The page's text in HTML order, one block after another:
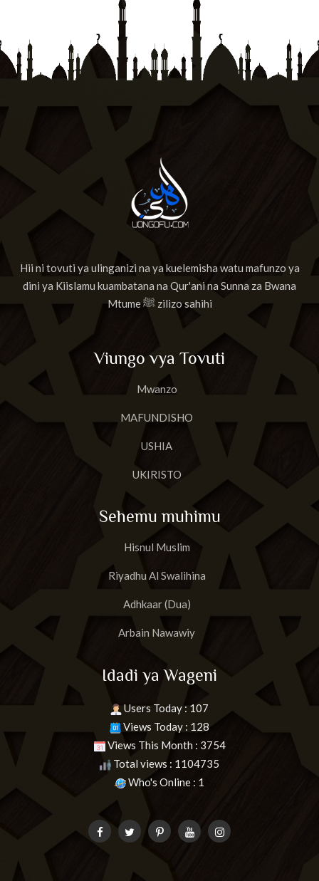
Hii ni tovuti ya ulinganizi na ya kuelemisha watu mafunzo ya
dini ya Kiislamu kuambatana na Qur'ani na Sunna za Bwana
Mtume ﷺ zilizo sahihi
Viungo vya Tovuti
Mwanzo
MAFUNDISHO
USHIA
UKIRISTO
Sehemu muhimu
Hisnul Muslim
Riyadhu Al Swalihina
Adhkaar (Dua)
Arbain Nawawiy
Idadi ya Wageni
Users Today : 107
Views Today : 128
Views This Month : 3754
Total views : 1104735
Who's Online : 1